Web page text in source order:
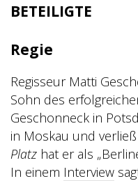
BETEILIGTE
Regie
Regisseur Matti
Sohn des
Geschonneck in
in Moskau und verließ
Platz hat er als
In einem Interview